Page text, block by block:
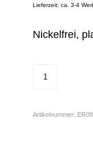
Lieferzeit: ca. 3-4
Nickelfrei,
Artikelnummer: